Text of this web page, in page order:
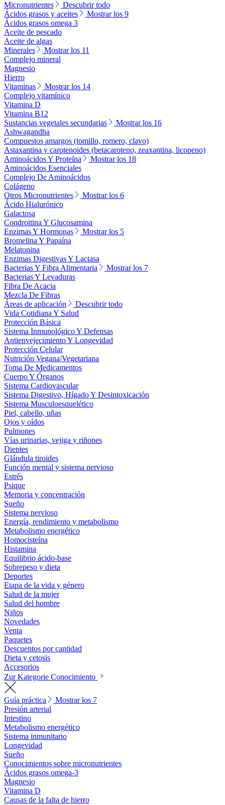
Micronutrientes
Descubrir todo
Ácidos grasos y aceites
Mostrar los 9
Ácidos grasos omega 3
Aceite de pescado
Aceite de algas
Minerales
Mostrar los 11
Complejo mineral
Magnesio
Hierro
Vitaminas
Mostrar los 14
Complejo vitamínico
Vitamina D
Vitamina B12
Sustancias vegetales secundarias
Mostrar los 16
Ashwagandha
Compuestos amargos (tomillo, romero, clavo)
Astaxantina y carotenoides (betacaroteno, zeaxantina, licopeno)
Aminoácidos Y Proteína
Mostrar los 18
Aminoácidos Esenciales
Complejo De Aminoácidos
Colágeno
Otros Micronutrientes
Mostrar los 6
Ácido Hialurónico
Galactosa
Condroitina Y Glucosamina
Enzimas Y Hormonas
Mostrar los 5
Bromelina Y Papaína
Melatonina
Enzimas Digestivas Y Lactasa
Bacterias Y Fibra Alimentaria
Mostrar los 7
Bacterias Y Levaduras
Fibra De Acacia
Mezcla De Fibras
Áreas de aplicación
Descubrir todo
Vida Cotidiana Y Salud
Protección Básica
Sistema Inmunológico Y Defensas
Antienvejecimiento Y Longevidad
Protección Celular
Nutrición Vegana/Vegetariana
Toma De Medicamentos
Cuerpo Y Órganos
Sistema Cardiovascular
Sistema Digestivo, Hígado Y Desintoxicación
Sistema Musculoesquelético
Piel, cabello, uñas
Ojos y oídos
Pulmones
Vías urinarias, vejiga y riñones
Dientes
Glándula tiroides
Función mental y sistema nervioso
Estrés
Psique
Memoria y concentración
Sueño
Sistema nervioso
Energía, rendimiento y metabolismo
Metabolismo energético
Homocisteína
Histamina
Equilibrio ácido-base
Sobrepeso y dieta
Deportes
Etapa de la vida y género
Salud de la mujer
Salud del hombre
Niños
Novedades
Venta
Paquetes
Descuentos por cantidad
Dieta y cetosis
Accesorios
Zur Kategorie Conocimiento
Guía práctica
Mostrar los 7
Presión arterial
Intestino
Metabolismo energético
Sistema inmunitario
Longevidad
Sueño
Conocimientos sobre micronutrientes
Ácidos grasos omega-3
Magnesio
Vitamina D
Causas de la falta de hierro